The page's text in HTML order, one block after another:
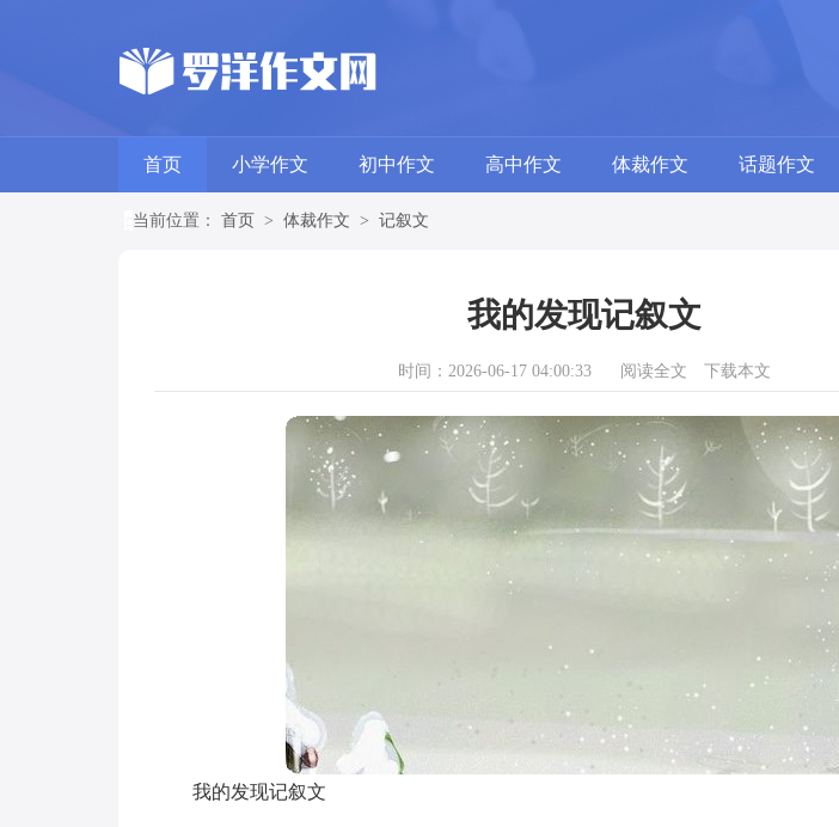
首页 小学作文 初中作文 高中作文 体裁作文 话题作文
当前位置： 首页 > 体裁作文 > 记叙文
我的发现记叙文
时间：2026-06-17 04:00:33 阅读全文 下载本文
我的发现记叙文